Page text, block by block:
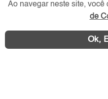
Ao navegar neste site, você
de
Ok,